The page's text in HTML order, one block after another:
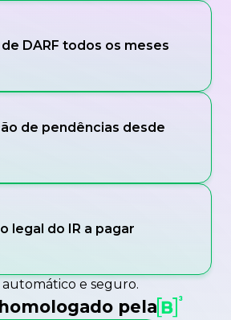
DARF todos os meses
de pendências desde
legal do IR a pagar
e seguro.
pela